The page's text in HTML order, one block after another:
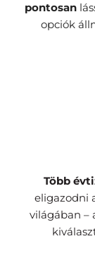
pontosan
opciók
Több
eligazodni
világában –